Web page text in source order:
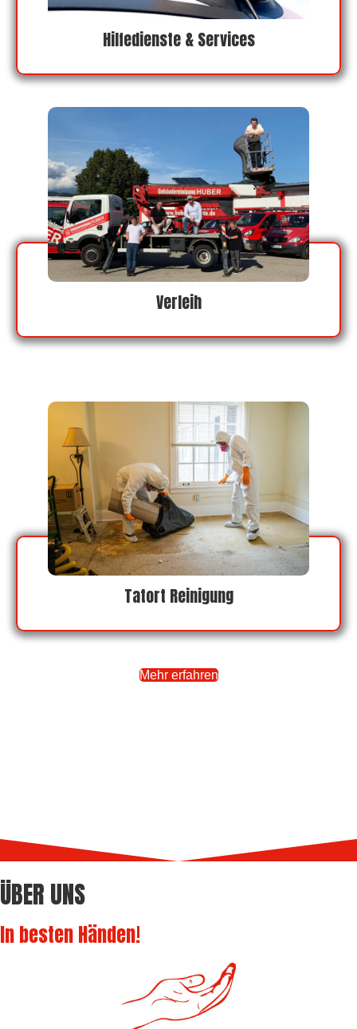
Hilfedienste & Services
Verleih
Tatort Reinigung
Mehr erfahren
ÜBER UNS
In besten Händen!